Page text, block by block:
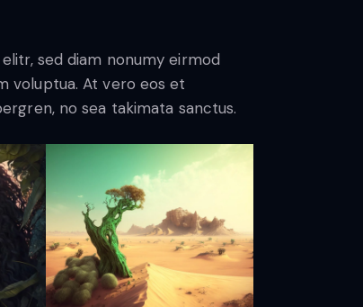
sed diam nonumy eirmod
voluptua. At vero eos et
no sea takimata sanctus.